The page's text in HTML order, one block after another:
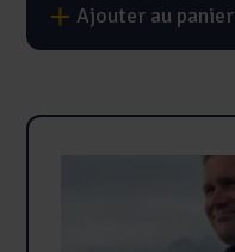
Ajouter au panier